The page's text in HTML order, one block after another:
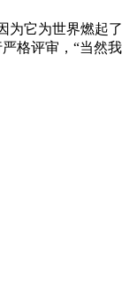
它为世界燃起
格评审，“当然